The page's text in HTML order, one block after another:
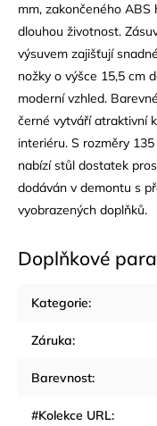
mm, zakončeného ABS
dlouhou životnost.
výsuvem zajišťují
nožky o výšce 15,5 cm
moderní vzhled.
černé vytváří atraktivní
interiéru. S rozměry
nabízí stůl dostatek
dodáván v demontu s
vyobrazených doplňků.
Doplňkové
Kategorie:
Záruka:
Barevnost:
#Kolekce URL: